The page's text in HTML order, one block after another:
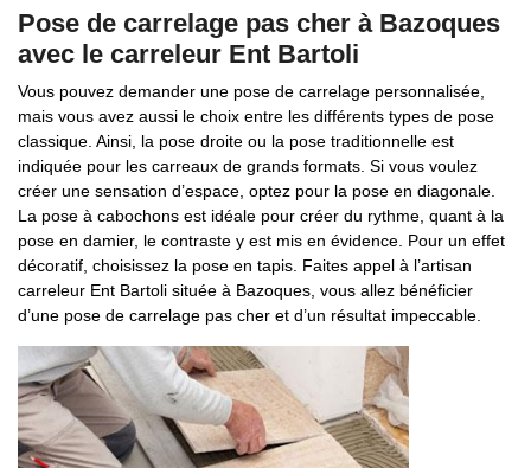
Pose de carrelage pas cher à Bazoques
avec le carreleur Ent Bartoli
Vous pouvez demander une pose de carrelage personnalisée,
mais vous avez aussi le choix entre les différents types de pose
classique. Ainsi, la pose droite ou la pose traditionnelle est
indiquée pour les carreaux de grands formats. Si vous voulez
créer une sensation d’espace, optez pour la pose en diagonale.
La pose à cabochons est idéale pour créer du rythme, quant à la
pose en damier, le contraste y est mis en évidence. Pour un effet
décoratif, choisissez la pose en tapis. Faites appel à l’artisan
carreleur Ent Bartoli située à Bazoques, vous allez bénéficier
d’une pose de carrelage pas cher et d’un résultat impeccable.